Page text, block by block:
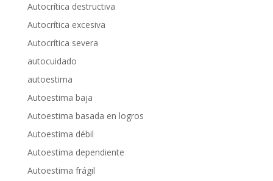
Autocrítica destructiva
Autocrítica excesiva
Autocrítica severa
autocuidado
autoestima
Autoestima baja
Autoestima basada en logros
Autoestima débil
Autoestima dependiente
Autoestima frágil